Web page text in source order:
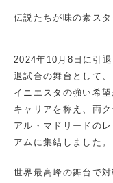
伝説たちが味の素ス
2024年10月8日に引
退試合の舞台として
イニエスタの強い希
キャリアを称え、両
アル・マドリードの
アムに集結しました。
世界最高峰の舞台で